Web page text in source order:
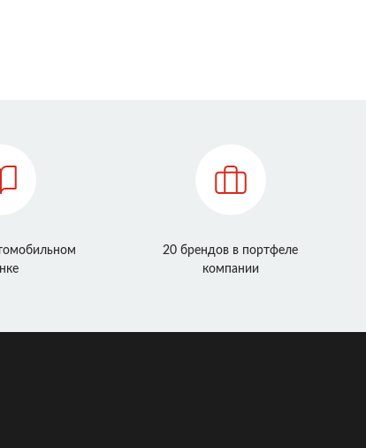
20 брендов в портфеле
компании